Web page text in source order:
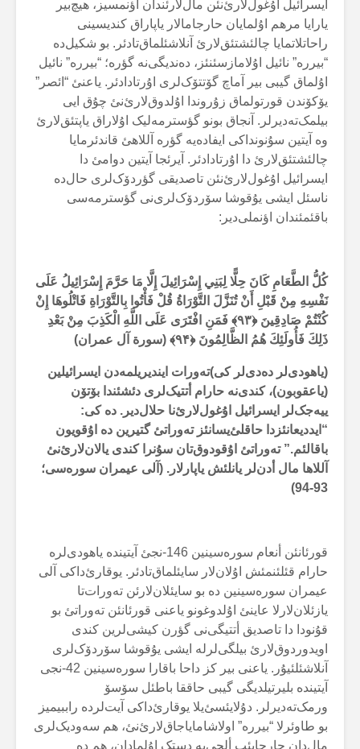
ایسرائیل اۇغول‌لارئ‌نئن مال‌لارئندان اؤنمسیز، هیچ‌بیر
یارایا مرهم اۇلمایان حارجامالار یاپاراق کندیسینی
راحاتلاتمایا چالئشتئق‌لارئ آنلاشئلماق‌تادئر. بو شکیل‌دە
“بیررە” نائیل اۇلامازسئنئز، دەندیگی‌نە گؤرە؛ “بیررە” نائیل
اۇلماق گیبی بیر آماچ گۆتتۆک‌لری اۇرتادادئر. یاعنئ “ائصر”
یۆکۆندن قورتولماق زۇروندا اۇلدوق‌لارئ‌نئ چۇق ایی
بیلمک‌تەدیرلر. آنجاق بونو گؤسترمەلیک اۇلاراق یاپتئق‌لارئ
وە آیتین سۇنونداکی ایفادەیە گؤرە آللاهئ قاندئرمایا
چالئشتئق‌لارئ دا اۇرتادادئر. آیرئجا آیتین دوامئ دا
ایسرائیل اۇغول‌لارئ‌نئن تاصدیقی گؤردۆک‌لری حال‌دە
ناسئل ایشی یۇقوشا سۆردۆک‌لری‌نی گؤسترمەسی
باقئمئندان اؤنملی‌دیر:
كُلُّ الطَّعَامِ كَانَ حِلًّا لِبَنِي إِسْرَائِيلَ إِلَّا مَا حَرَّمَ إِسْرَائِيلُ عَلَى
نَفْسِهِ مِنْ قَبْلِ أَنْ تُنَزَّلَ التَّوْرَاةُ قُلْ فَأْتُوا بِالتَّوْرَاةِ فَاتْلُوهَا إِنْ
كُنْتُمْ صَادِقِينَ ﴿۹۳﴾ فَمَنِ افْتَرَى عَلَى اللَّهِ الْكَذِبَ مِنْ بَعْدِ
ذَلِكَ فَأُولَئِكَ هُمُ الظَّالِمُونَ ﴿۹۴﴾ (سورة آل عمران)
(یاهودی‌لر دەدی‌لر کی)تەورات ایندیریلمەدن ایسرائیلین
(یاعقوبون)، کندی‌نە حارام أتتیک‌لری دئشئندا بۆتۆن
ییەجک‌لر ایسرائیل اۇغول‌لارئ‌نا حلال‌دیر. دە کی:
“ایددیعانئزدا حاقلئ‌یسانئز تەوراتئ گتیرین دە اۇقویون
باقالئم.” تەوراتئ اۇقودوق‌تان سۇنرا کندی یالان‌لارئ‌نئ
آللاها مال أدن‌لر یانلئش یاپارلار. (آلی عیمران سورەسی؛
93-94
)
قورئانئن أنعام سورەسینین 146-نجئ آیتیندە یاهودی‌لرە
حارام قئلئنمئش اۇلان‌لار سایئلماق‌تادئر. یوقارئ‌داکی آلی
عیمران سورەسینین دە بو سایئلان‌لارئن تەورات‌تا
یازئلان‌لارلا عاینئ اۇلدوغونو یاعنی قورئانئن تەوراتئ بو
قۇنودا دا تاصدیق أتتیگی‌نی گؤرن کیشی‌لرین کندی
اویدوردوق‌لارئ بیلگی‌لرلە ایشی یۇقوشا سۆردۆک‌لری
آنلاشئلئیۇر. یاعنی بیر کز داحا باقارا سورەسینین 42-نجی
آیتیندە بلیرتیلدیگی گیبی حاققا باطئل سۆسۆ
ورمک‌تەدیرلر. دۇلایئسئ‌یلا یوقارئ‌داکی آیت‌لردە راببیمیز
بو طاوئرلا “بیررە” اولاشامایاجاق‌لارئ‌نئ، هم سەودیک‌لری
مال‌دان حارجایئپ ألچی‌یە دستک اۇلمادان، هم دە